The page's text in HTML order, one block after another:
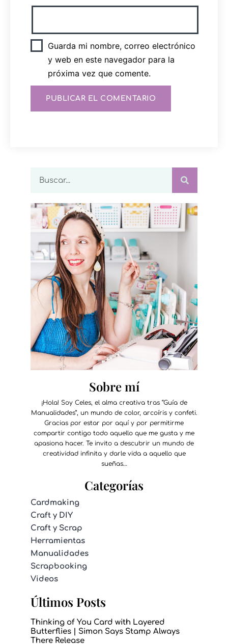
Guarda mi nombre, correo electrónico
y web en este navegador para la
próxima vez que comente.
Sobre mí
¡Hola! Soy Celes, el alma creativa tras “Guía de
Manualidades”, un mundo de color, arcoíris y confeti.
Gracias por estar por aquí y por permitirme
compartir contigo todo aquello que me gusta y me
apasiona hacer. Te invito a descubrir un mundo de
creatividad infinita y darle vida a aquello que
sueñas…
Categorías
Cardmaking
Craft y DIY
Craft y Scrap
Herramientas
Manualidades
Scrapbooking
Videos
Últimos Posts
Thinking of You Card with Layered
Butterflies | Simon Says Stamp Always
There Release